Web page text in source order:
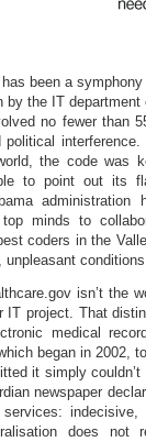
been a
by the IT
no fewer than
the code was
to point out its
minds to
coders in the
unpleasant
isn’t the
IT project. That
medical
began in 2002,
it simply
newspaper
indecisive,
does